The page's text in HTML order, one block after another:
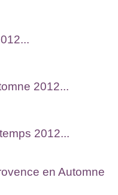
2012...
2012...
en Automne